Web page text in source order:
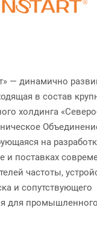
— динамично
в состав
холдинга
на
и поставках
частоты,
и сопутствующего
для